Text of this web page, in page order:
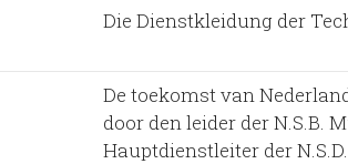
Die Dienstkleidung der
De toekomst van
door den leider der N.S.B.
Hauptdienstleiter der